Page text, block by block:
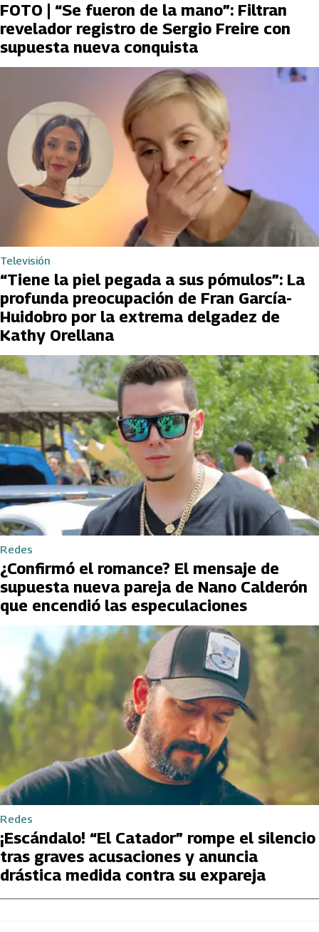
FOTO | “Se fueron de la mano”: Filtran
revelador registro de Sergio Freire con
supuesta nueva conquista
Televisión
“Tiene la piel pegada a sus pómulos”: La
profunda preocupación de Fran García-
Huidobro por la extrema delgadez de
Kathy Orellana
Redes
¿Confirmó el romance? El mensaje de
supuesta nueva pareja de Nano Calderón
que encendió las especulaciones
Redes
¡Escándalo! “El Catador” rompe el silencio
tras graves acusaciones y anuncia
drástica medida contra su expareja